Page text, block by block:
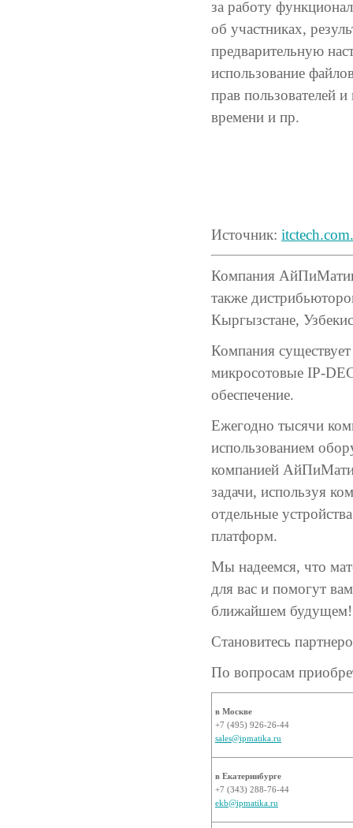
за работу
об участниках,
предварительную
использование
прав пользователей
времени и пр.
Источник:
Компания
также
Кыргызстане,
Компания
микросотовые IP-
обеспечение.
Ежегодно тысячи
использованием
компанией
задачи, используя
отдельные
платформ.
Мы надеемся, что
для вас и помогут
ближайшем будущем!
Становитесь
По вопросам
в Москве
+7 (495) 926-26-44
sales@ipmatika.ru
в Екатеринбурге
+7 (343) 288-76-44
ekb@ipmatika.ru